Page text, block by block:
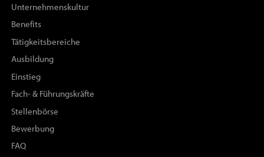
Unternehmenskultur
Benefits
Tätigkeitsbereiche
Ausbildung
Einstieg
Fach- & Führungskräfte
Stellenbörse
Bewerbung
FAQ